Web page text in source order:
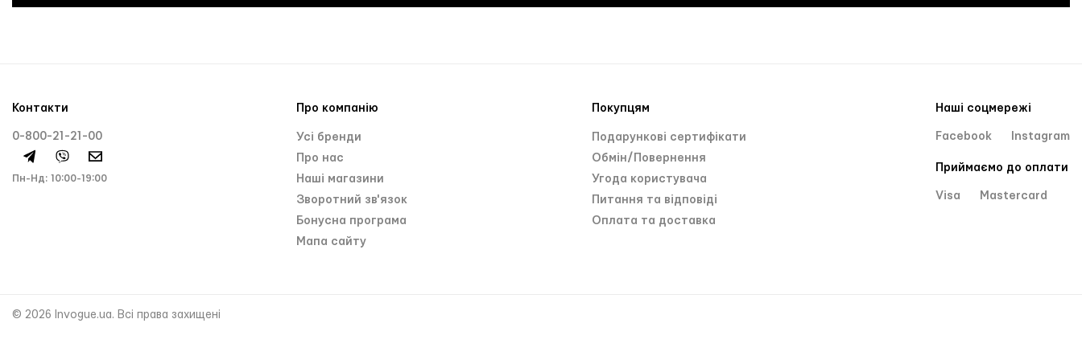
Контакти
0-800-21-21-00
Пн-Нд: 10:00-19:00
Про компанію
Усі бренди
Про нас
Нашi магазини
Зворотний зв'язок
Бонусна програма
Мапа сайту
Покупцям
Подарункові сертифікати
Обмін/Повернення
Угода користувача
Питання та відповіді
Оплата та доставка
Наші соцмережі
Facebook Instagram
Приймаємо до оплати
Visa Mastercard
© 2026 Invogue.ua. Всі права захищені